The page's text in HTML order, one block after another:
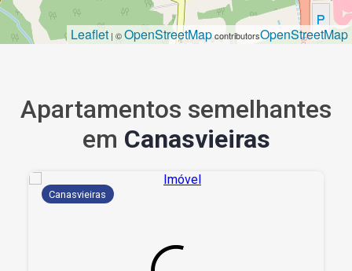
Leaflet | ©OpenStreetMapcontributorsOpenStreetMap
Apartamentos semelhantes
em Canasvieiras
Canasvieiras